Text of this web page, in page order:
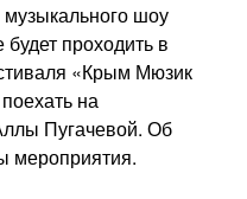
музыкального шоу
проходить в
«Крым Мюзик
на
Пугачевой. Об
мероприятия.